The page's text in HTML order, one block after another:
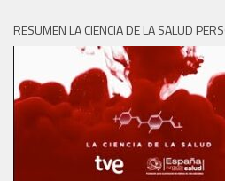
RESUMEN LA CIENCIA DE LA SALUD